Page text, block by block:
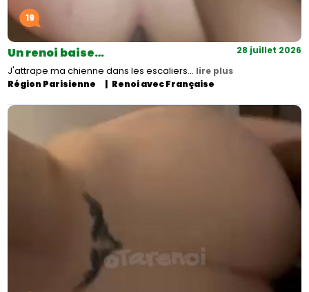
19
Un renoi baise… 28 juillet 2026
J'attrape ma chienne dans les escaliers… lire plus
Région Parisienne
Renoi avec Française